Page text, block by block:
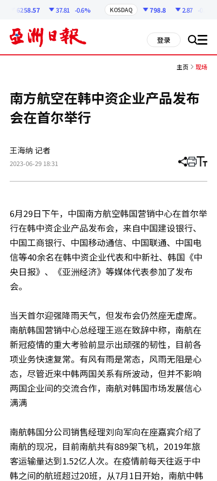
6258.57 37.81 -0.6% KOSDAQ 798.8 2.87 -0.36%
登录 搜 all
主页 现场
南方航空在韩中资企业产品发布
会在首尔举行
王海纳 记者
2023-06-29 18:31 分
章
打 调
小
6月29日下午，中国南方航空韩国营销中心在首尔举
行在韩中资企业产品发布会，来自中国建设银行、
中国工商银行、中国移动通信、中国联通、中国电
信等40余名在韩中资企业代表和中新社、韩国《中
央日报》、《亚洲经济》等媒体代表参加了发布
会。
当天首尔迎强降雨天气，但发布会仍然座无虚席。
南航韩国营销中心总经理王巡在致辞中称，南航在
新冠疫情的重大考验前显示出顽强的韧性，目前各
项业务快速复常。有风有雨是常态，风雨无阻是心
态，尽管近来中韩两国关系有所波动，但并不影响
两国企业间的交流合作，南航对韩国市场发展信心
满满
南航韩国分公司销售经理刘向军向在座嘉宾介绍了
南航的现况，目前南航共有889架飞机，2019年旅
客运输量达到1.52亿人次。在疫情前每天往返于中
韩之间的航班超过20班，从7月1日开始，南航中韩